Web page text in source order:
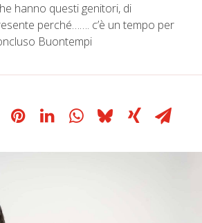
hanno questi genitori, di
perché……. c’è un tempo per
Buontempi